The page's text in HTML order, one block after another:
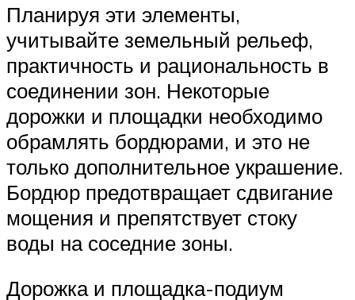
Планируя эти элементы,
учитывайте земельный рельеф,
практичность и рациональность в
соединении зон. Некоторые
дорожки и площадки необходимо
обрамлять бордюрами, и это не
только дополнительное украшение.
Бордюр предотвращает сдвигание
мощения и препятствует стоку
воды на соседние зоны.
Дорожка и площадка-подиум